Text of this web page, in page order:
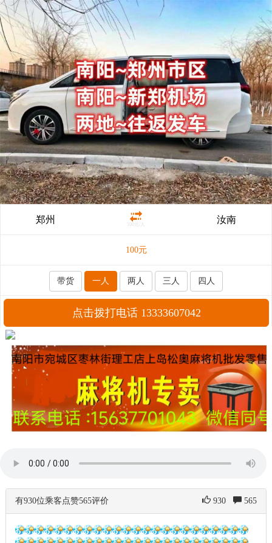
郑州 100元/人 汝南
100元
带货 一人 两人 三人 四人
点击拨打电话 13333607042
有930位乘客点赞565评价 930 565